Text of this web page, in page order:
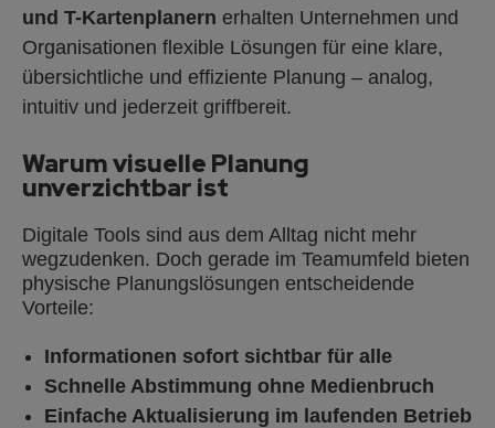
und T-Kartenplanern erhalten Unternehmen und
Organisationen flexible Lösungen für eine klare,
übersichtliche und effiziente Planung – analog,
intuitiv und jederzeit griffbereit.
Warum visuelle Planung
unverzichtbar ist
Digitale Tools sind aus dem Alltag nicht mehr
wegzudenken. Doch gerade im Teamumfeld bieten
physische Planungslösungen entscheidende
Vorteile:
Informationen sofort sichtbar für alle
Schnelle Abstimmung ohne Medienbruch
Einfache Aktualisierung im laufenden Betrieb